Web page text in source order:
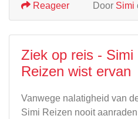
Door Simi
Reageer
Ziek op reis - Simi
Reizen wist ervan
Vanwege nalatigheid van
Simi Reizen nooit